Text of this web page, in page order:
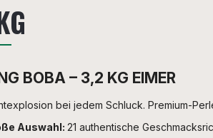
BOBA – 3,2 KG EIMER
bei jedem Schluck. Premium-
Auswahl: 21 authentische